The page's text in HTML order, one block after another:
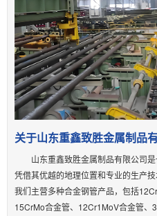
关于山东重鑫致胜金属制品
山东重鑫致胜金属制品有限公司
凭借其优越的地理位置和专业的生产
我们主营多种合金钢管产品，包括
15CrMo合金管、12Cr1MoV合金管、